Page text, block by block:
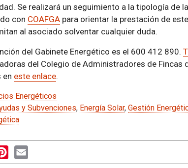
Se realizará un seguimiento a la tipología de
con COAFGApara orientar la prestación de
al asociado solventar cualquier duda.
del Gabinete Energético es el 600 412 890.
del Colegio de Administradores de Fincas
en este enlace.
Energéticos
y Subvenciones, Energía Solar, Gestión
PinterestEmail